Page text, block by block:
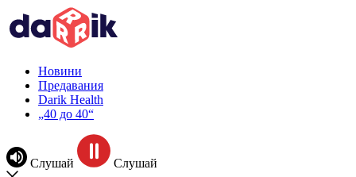
Новини
Предавания
Darik Health
„40 до 40“
Слушай Слушай